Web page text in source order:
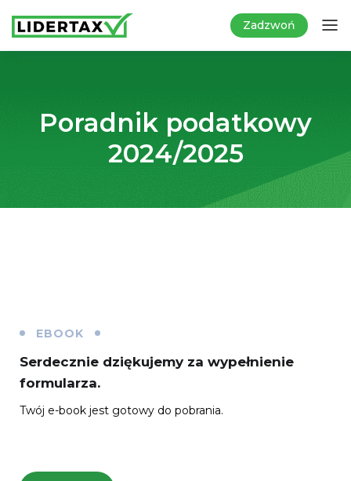
Zadzwoń
Poradnik podatkowy
2024/2025
EBOOK
Serdecznie dziękujemy za wypełnienie
formularza.
Twój e-book jest gotowy do pobrania.